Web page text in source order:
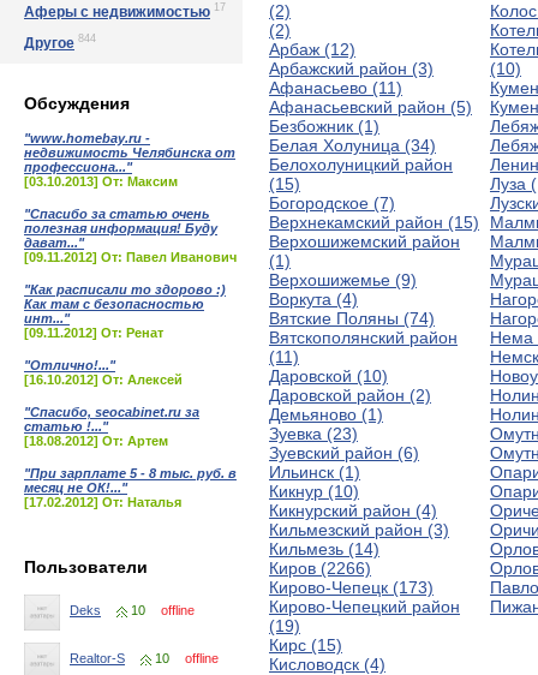
Аферы с недвижимостью 17
Другое 844
Обсуждения
"www.homebay.ru -
недвижимость Челябинска от
профессиона..."
[03.10.2013] От: Максим
"Спасибо за статью очень
полезная информация! Буду
дават..."
[09.11.2012] От: Павел Иванович
"Как расписали то здорово :)
Как там с безопасностью
инт..."
[09.11.2012] От: Ренат
"Отлично!..."
[16.10.2012] От: Алексей
"Спасибо, seocabinet.ru за
статью !..."
[18.08.2012] От: Артем
"При зарплате 5 - 8 тыс. руб. в
месяц не ОК!..."
[17.02.2012] От: Наталья
Пользователи
Deks 10 offline
Realtor-S 10 offline
(2)
(2)
Арбаж (12)
Арбажский район (3)
Афанасьево (11)
Афанасьевский район (5)
Безбожник (1)
Белая Холуница (34)
Белохолуницкий район
(15)
Богородское (7)
Верхнекамский район (15)
Верхошижемский район
(1)
Верхошижемье (9)
Воркута (4)
Вятские Поляны (74)
Вятскополянский район
(11)
Даровской (10)
Даровской район (2)
Демьяново (1)
Зуевка (23)
Зуевский район (6)
Ильинск (1)
Кикнур (10)
Кикнурский район (4)
Кильмезский район (3)
Кильмезь (14)
Киров (2266)
Кирово-Чепецк (173)
Кирово-Чепецкий район
(19)
Кирс (15)
Кисловодск (4)
(10)
Луза
Нема